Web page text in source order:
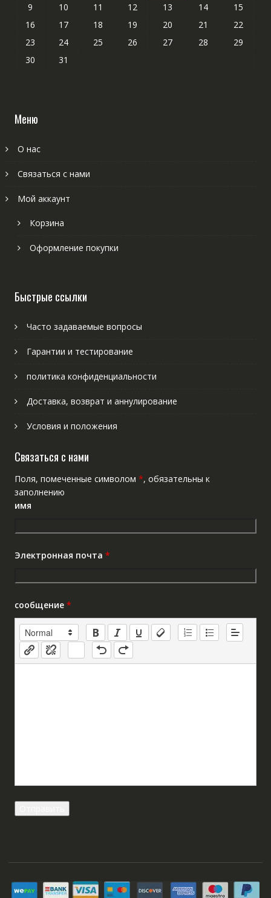
9
10 11 12 13 14
15
16
17 18 19 20 21
22
23
24 25 26 27 28
29
30
31
Меню
О нас
Связаться с нами
Мой аккаунт
Корзина
Оформление покупки
Быстрые ссылки
Часто задаваемые вопросы
Гарантии и тестирование
политика конфиденциальности
Доставка, возврат и аннулирование
Условия и положения
Связаться с нами
Поля, помеченные символом *, обязательны к
заполнению
имя
Электронная почта *
сообщение *